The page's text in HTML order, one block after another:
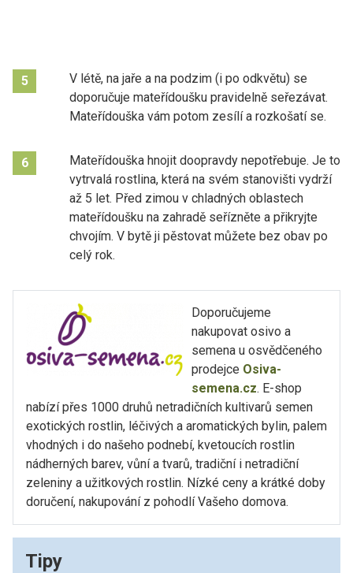
5
V létě, na jaře a na podzim (i po odkvětu) se
doporučuje mateřídoušku pravidelně seřezávat.
Mateřídouška vám potom zesílí a rozkošatí se.
6
Mateřídouška hnojit doopravdy nepotřebuje. Je to
vytrvalá rostlina, která na svém stanovišti vydrží
až 5 let. Před zimou v chladných oblastech
mateřídoušku na zahradě seřízněte a přikryjte
chvojím. V bytě ji pěstovat můžete bez obav po
celý rok.
Doporučujeme
nakupovat osivo a
semena u osvědčeného
prodejce Osiva-
semena.cz. E-shop
nabízí přes 1000 druhů netradičních kultivarů semen
exotických rostlin, léčivých a aromatických bylin, palem
vhodných i do našeho podnebí, kvetoucích rostlin
nádherných barev, vůní a tvarů, tradiční i netradiční
zeleniny a užitkových rostlin. Nízké ceny a krátké doby
doručení, nakupování z pohodlí Vašeho domova.
Tipy